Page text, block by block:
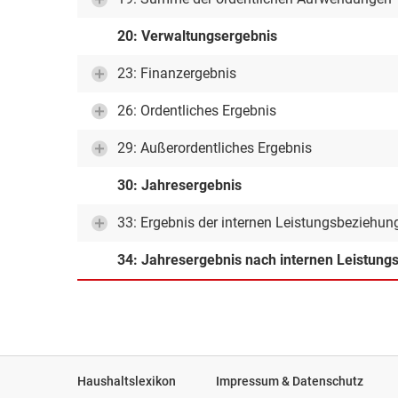
20: Verwaltungsergebnis
23: Finanzergebnis
26: Ordentliches Ergebnis
29: Außerordentliches Ergebnis
30: Jahresergebnis
33: Ergebnis der internen
34: Jahresergebnis nach internen
Haushaltslexikon Impressum & Datenschutz